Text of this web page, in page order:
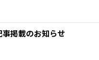
掲載のお知らせ